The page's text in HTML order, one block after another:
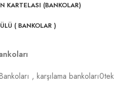
KARTELASI (BANKOLAR)
( BANKOLAR )
, karşılama bankoları0tek